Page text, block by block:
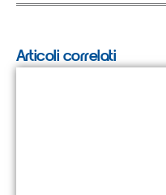
Articoli correlati